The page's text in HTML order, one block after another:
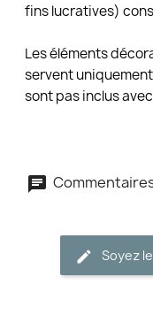
fins lucratives)
Les éléments
servent
sont pas inclus
Soyez